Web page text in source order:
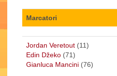
Marcatori
Jordan Veretout (11)
Edin Džeko (71)
Gianluca Mancini (76)